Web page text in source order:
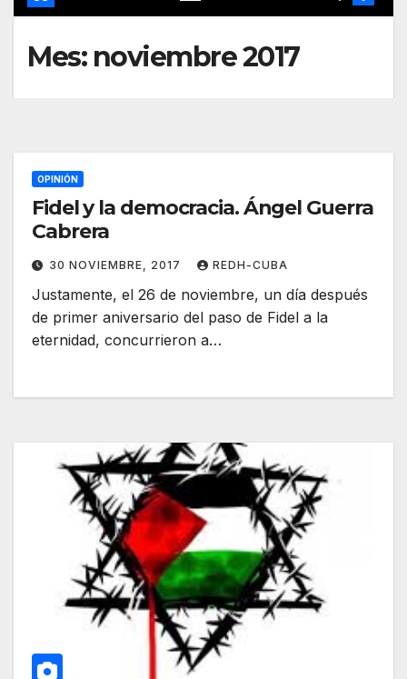
Mes: noviembre 2017
OPINIÓN
Fidel y la democracia. Ángel Guerra
Cabrera
30 NOVIEMBRE, 2017 REDH-CUBA
Justamente, el 26 de noviembre, un día después
de primer aniversario del paso de Fidel a la
eternidad, concurrieron a…